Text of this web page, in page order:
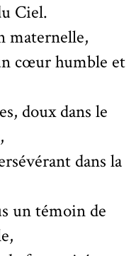
Ciel.
maternelle,
cœur humble et
doux dans le
dans la
un témoin de